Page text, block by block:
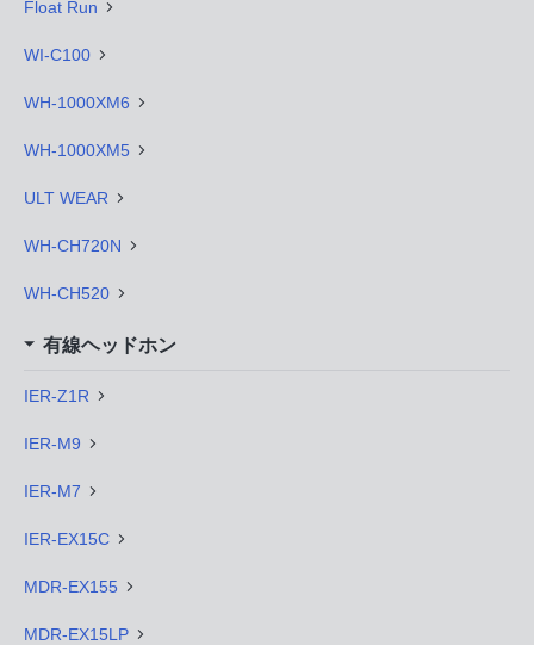
Float Run
WI-C100
WH-1000XM6
WH-1000XM5
ULT WEAR
WH-CH720N
WH-CH520
有線ヘッドホン
IER-Z1R
IER-M9
IER-M7
IER-EX15C
MDR-EX155
MDR-EX15LP